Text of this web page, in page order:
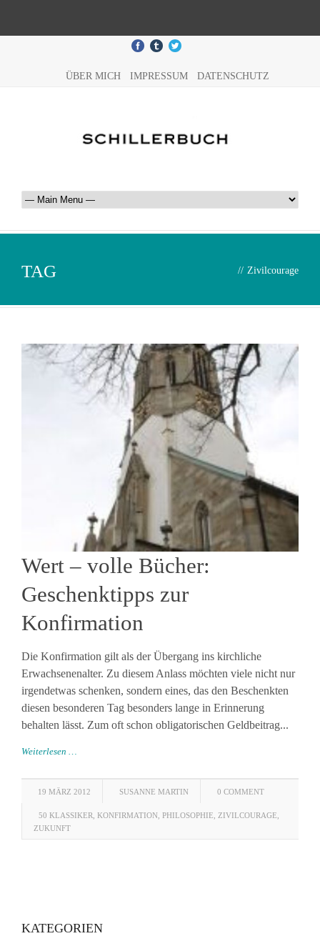
ÜBER MICH IMPRESSUM DATENSCHUTZ
TAG // Zivilcourage
Wert – volle Bücher:
Geschenktipps zur
Konfirmation
Die Konfirmation gilt als der Übergang ins kirchliche
Erwachsenenalter. Zu diesem Anlass möchten viele nicht nur
irgendetwas schenken, sondern eines, das den Beschenkten
diesen besonderen Tag besonders lange in Erinnerung
behalten lässt. Zum oft schon obligatorischen Geldbeitrag...
Weiterlesen …
19 MÄRZ 2012 SUSANNE MARTIN 0 COMMENT
50 KLASSIKER KONFIRMATION PHILOSOPHIE ZIVILCOURAGE
ZUKUNFT
KATEGORIEN